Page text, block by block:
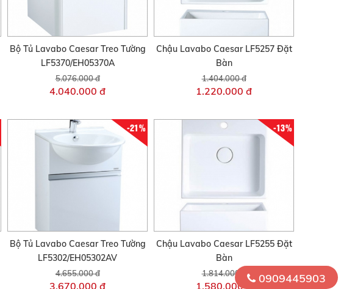
Bộ Tủ Lavabo Caesar Treo Tường
LF5370/EH05370A
5.076.000 đ
4.040.000 đ
Chậu Lavabo Caesar LF5257 Đặt
Bàn
1.404.000 đ
1.220.000 đ
-21%
Bộ Tủ Lavabo Caesar Treo Tường
LF5302/EH05302AV
4.655.000 đ
3.670.000 đ
-13%
Chậu Lavabo Caesar LF5255 Đặt
Bàn
1.814.000 đ
1.580.000 đ
0909445903